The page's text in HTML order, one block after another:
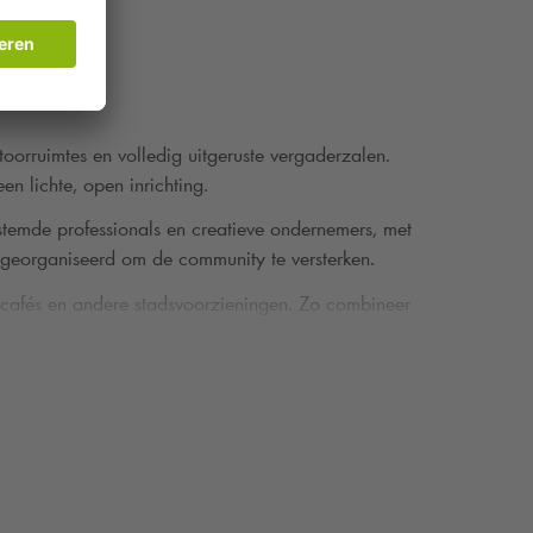
en volledig uitgeruste vergaderzalen.
lichte, open inrichting.
professionals en creatieve ondernemers, met
om de community te versterken.
en andere stadsvoorzieningen. Zo combineer
in een stimulerende omgeving én deel